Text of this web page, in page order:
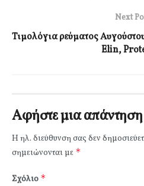
Next
Τιμολόγια ρεύματος
Elin,
Αφήστε μια απάντηση
Η ηλ. διεύθυνση σας δεν
σημειώνονται με *
Σχόλιο *